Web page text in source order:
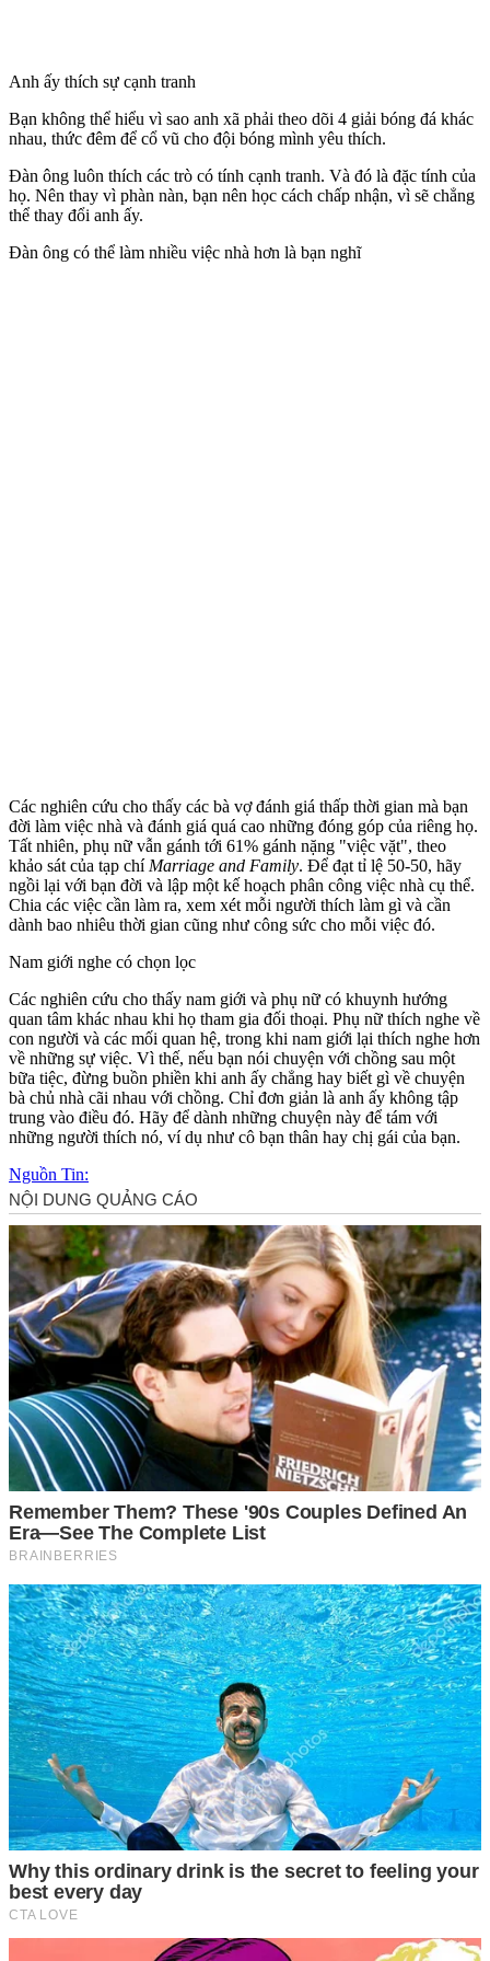
Anh ấy thích sự cạnh tranh
Bạn không thể hiểu vì sao anh xã phải theo dõi 4 giải bóng đá khác
nhau, thức đêm để cổ vũ cho đội bóng mình yêu thích.
Đàn ông luôn thích các trò có tính cạnh tranh. Và đó là đặc tính của
họ. Nên thay vì phàn nàn, bạn nên học cách chấp nhận, vì sẽ chẳng
thể thay đổi anh ấy.
Đàn ông có thể làm nhiều việc nhà hơn là bạn nghĩ
Các nghiên cứu cho thấy các bà vợ đánh giá thấp thời gian mà bạn
đời làm việc nhà và đánh giá quá cao những đóng góp của riêng họ.
Tất nhiên, phụ nữ vẫn gánh tới 61% gánh nặng "việc vặt", theo
khảo sát của tạp chíMarriage and Family. Để đạt tỉ lệ 50-50, hãy
ngồi lại với bạn đời và lập một kế hoạch phân công việc nhà cụ thể.
Chia các việc cần làm ra, xem xét mỗi người thích làm gì và cần
dành bao nhiêu thời gian cũng như công sức cho mỗi việc đó.
Nam giới nghe có chọn lọc
Các nghiên cứu cho thấy nam giới và phụ nữ có khuynh hướng
quan tâm khác nhau khi họ tham gia đối thoại. Phụ nữ thích nghe về
con người và các mối quan hệ, trong khi nam giới lại thích nghe hơn
về những sự việc. Vì thế, nếu bạn nói chuyện với chồng sau một
bữa tiệc, đừng buồn phiền khi anh ấy chẳng hay biết gì về chuyện
bà chủ nhà cãi nhau với chồng. Chỉ đơn giản là anh ấy không tập
trung vào điều đó. Hãy để dành những chuyện này để tám với
những người thích nó, ví dụ như cô bạn thân hay chị gái của bạn.
Nguồn Tin: